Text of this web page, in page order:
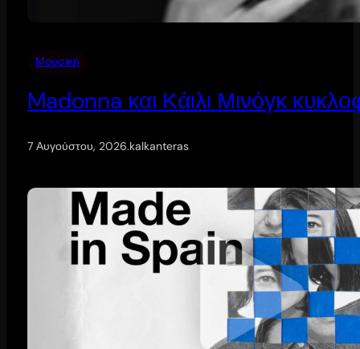
Μουσική
Madonna και Κάιλι Μινόγκ
7 Αυγούστου, 2026.kalkanteras